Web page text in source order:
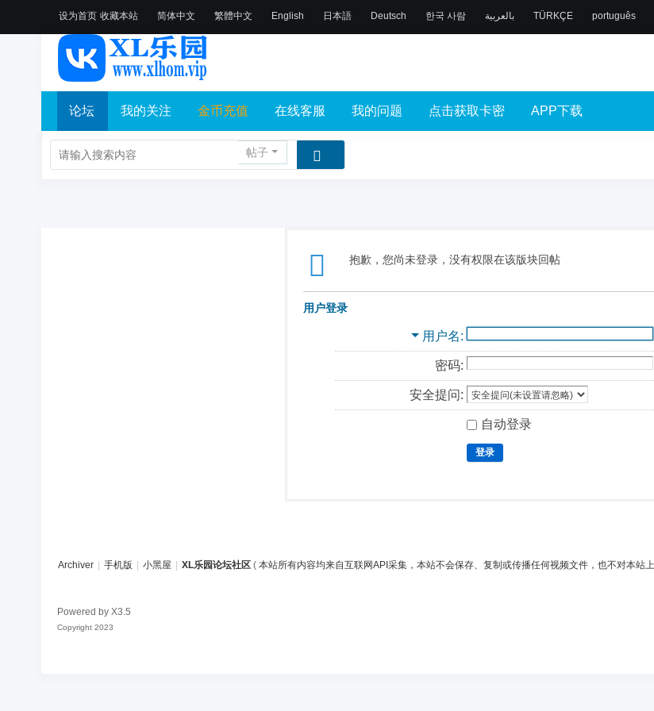
设为首页 收藏本站 简体中文 繁體中文 English 日本語 Deutsch 한국 사람 بالعربية TÜRKÇE português
论坛 我的关注 金币充值 在线客服 我的问题 点击获取卡密 APP下载
帖子
抱歉，您尚未登录，没有权限在该版块回帖
用户登录
用户名
密码:
安全提问:
自动登录
登录
Archiver 手机版 小黑屋 XL乐园论坛社区 ( 本站所有内容均来自互联网API采集，本站不会保存、复制或传播任何视频文件，也不对本
Powered by X3.5
Copyright 2023